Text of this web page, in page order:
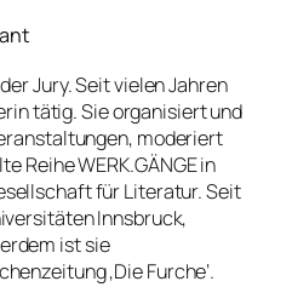
Jury. Seit vielen Jahren
tätig. Sie organisiert und
moderiert
Reihe WERK.GÄNGE in
für Literatur. Seit
Innsbruck,
ist sie
‚Die Furche‘.